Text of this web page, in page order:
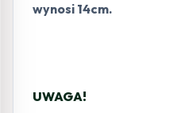
wynosi 14cm.
UWAGA!